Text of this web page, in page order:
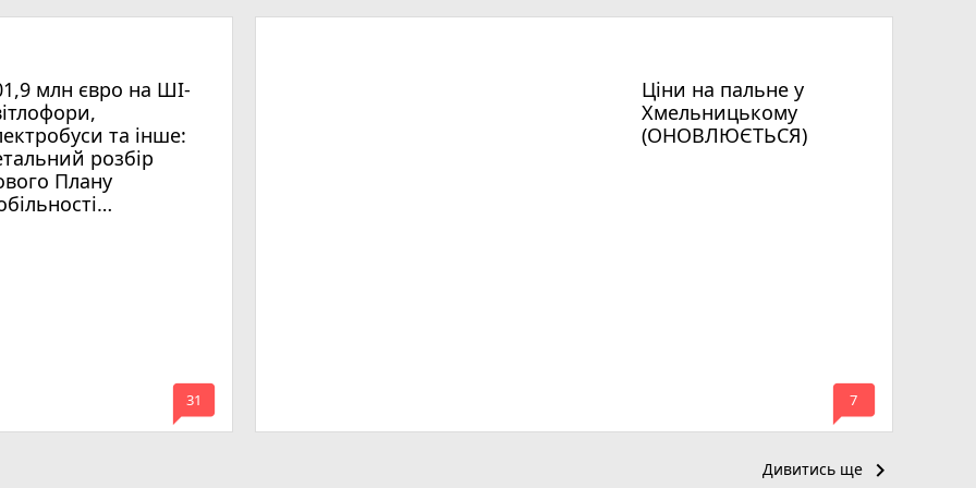
млн євро на ШІ-
та інше:
розбір
Плану
mode_comment
31
Ціни на пальне у
Хмельницькому
(ОНОВЛЮЄТЬСЯ)
mode_comment
7
Дивитись ще keyboard_arrow_right